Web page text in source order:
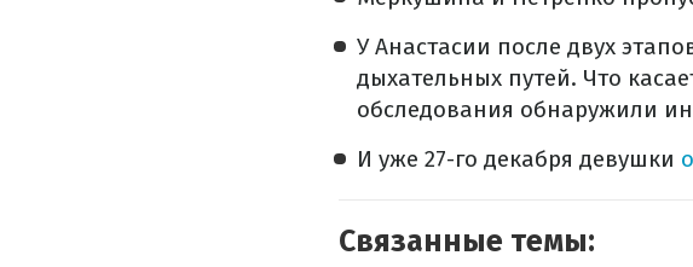
У Анастасии после двух
дыхательных путей. Что
обследования обнаружили
И уже 27-го декабря девушки
Связанные темы: